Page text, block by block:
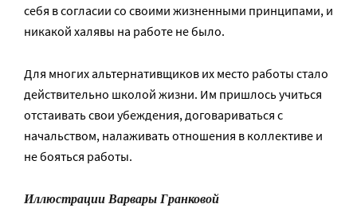
себя в согласии со своими жизненными принципами, и
никакой халявы на работе не было.
Для многих альтернативщиков их место работы стало
действительно школой жизни. Им пришлось учиться
отстаивать свои убеждения, договариваться с
начальством, налаживать отношения в коллективе и
не бояться работы.
Иллюстрации Варвары Гранковой